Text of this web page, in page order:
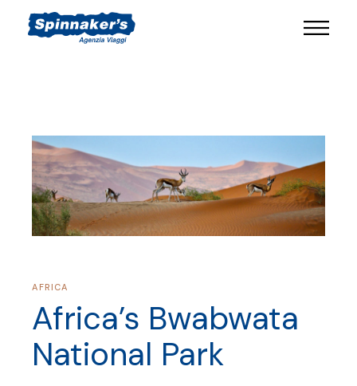
AFRICA
Africa’s Bwabwata
National Park